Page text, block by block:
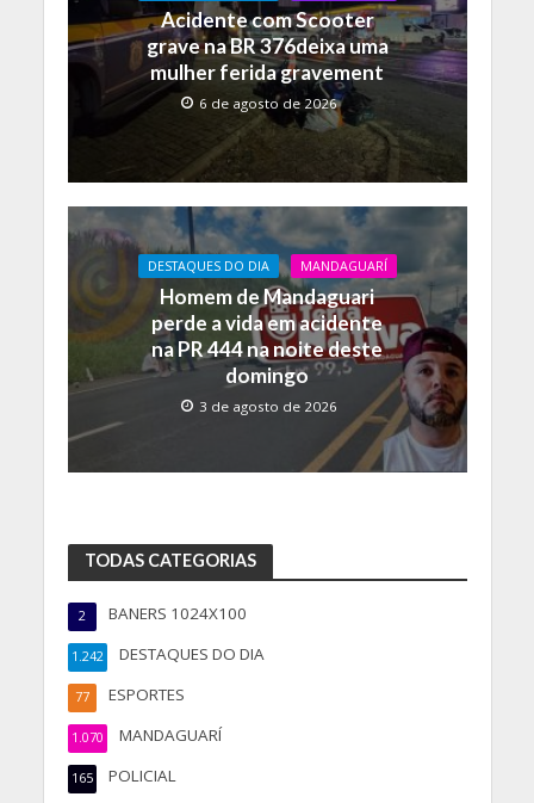
Acidente com Scooter
grave na BR 376deixa uma
mulher ferida gravement
6 de agosto de 2026
DESTAQUES DO DIA MANDAGUARÍ
Homem de Mandaguari
perde a vida em acidente
na PR 444 na noite deste
domingo
3 de agosto de 2026
TODAS CATEGORIAS
BANERS 1024X100
2
DESTAQUES DO DIA
1.242
ESPORTES
77
MANDAGUARÍ
1.070
POLICIAL
165